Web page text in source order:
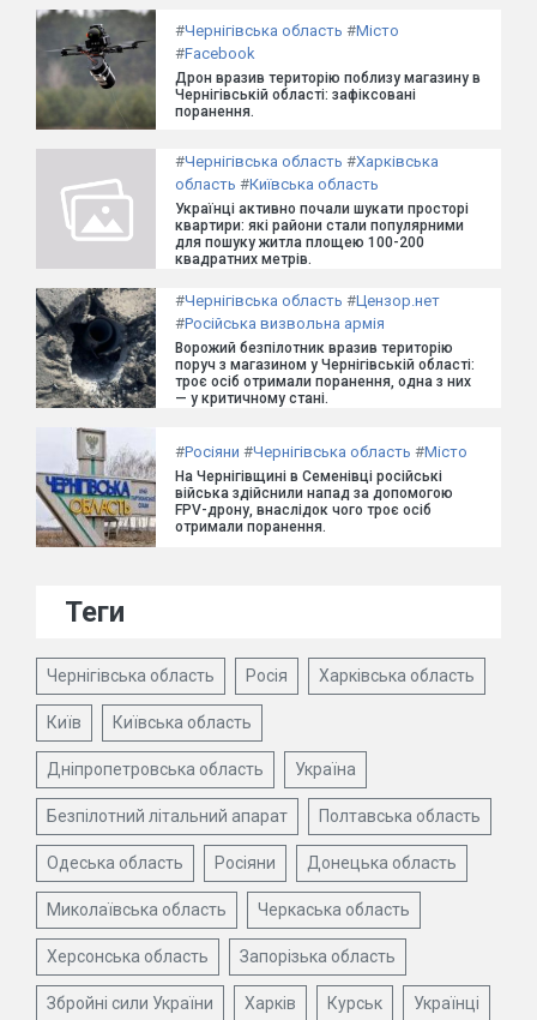
#Чернігівська область #Місто
#Facebook
Дрон вразив територію поблизу магазину в
Чернігівській області: зафіксовані
поранення.
#Чернігівська область #Харківська
область #Київська область
Українці активно почали шукати просторі
квартири: які райони стали популярними
для пошуку житла площею 100-200
квадратних метрів.
#Чернігівська область #Цензор.нет
#Російська визвольна армія
Ворожий безпілотник вразив територію
поруч з магазином у Чернігівській області:
троє осіб отримали поранення, одна з них
— у критичному стані.
#Росіяни #Чернігівська область #Місто
На Чернігівщині в Семенівці російські
війська здійснили напад за допомогою
FPV-дрону, внаслідок чого троє осіб
отримали поранення.
Теги
Чернігівська область Росія Харківська область
Київ Київська область
Дніпропетровська область Україна
Безпілотний літальний апарат Полтавська область
Одеська область Росіяни Донецька область
Миколаївська область Черкаська область
Херсонська область Запорізька область
Збройні сили України Харків Курськ Українці